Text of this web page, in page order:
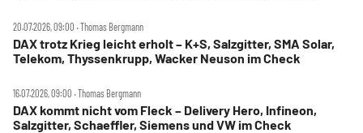
20.07.2026, 09:00 ‧ Thomas Bergmann
DAX trotz Krieg leicht erholt – K+S, Salzgitter, SMA Solar,
Telekom, Thyssenkrupp, Wacker Neuson im Check
16.07.2026, 09:00 ‧ Thomas Bergmann
DAX kommt nicht vom Fleck – Delivery Hero, Infineon,
Salzgitter, Schaeffler, Siemens und VW im Check